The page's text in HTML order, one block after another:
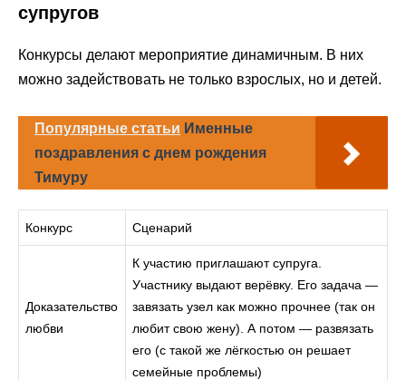
супругов
Конкурсы делают мероприятие динамичным. В них
можно задействовать не только взрослых, но и детей.
Популярные статьи Именные
поздравления с днем рождения
Тимуру
Конкурс Сценарий
Доказательство
любви
К участию приглашают супруга.
Участнику выдают верёвку. Его задача —
завязать узел как можно прочнее (так он
любит свою жену). А потом — развязать
его (с такой же лёгкостью он решает
семейные проблемы)